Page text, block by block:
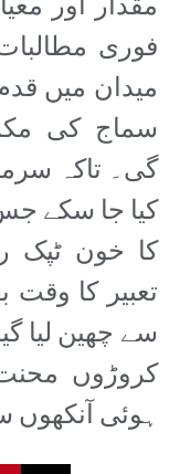
فوری
میدان میں
سماج کی
گی۔ تاکہ
کیا جا سکے
کا خون
تعبیر کا
سے چھین لیا
کروڑوں
ہوئی آنکھوں